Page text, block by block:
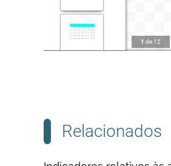
1 de 12
Relacionados